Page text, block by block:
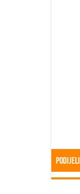
Podijeli